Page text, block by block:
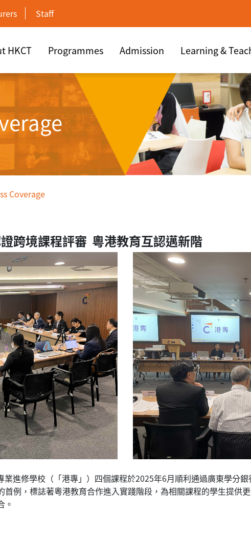
Staff
HKCT Programmes Admission Learning &
Coverage
跨境課程評審 粵港教育互認邁新階
業進修學校（「港專」）四個課程於2025年6月順利通過廣東學分
例，標誌著粵港教育合作進入實踐階段，為相關課程的學生提供
。